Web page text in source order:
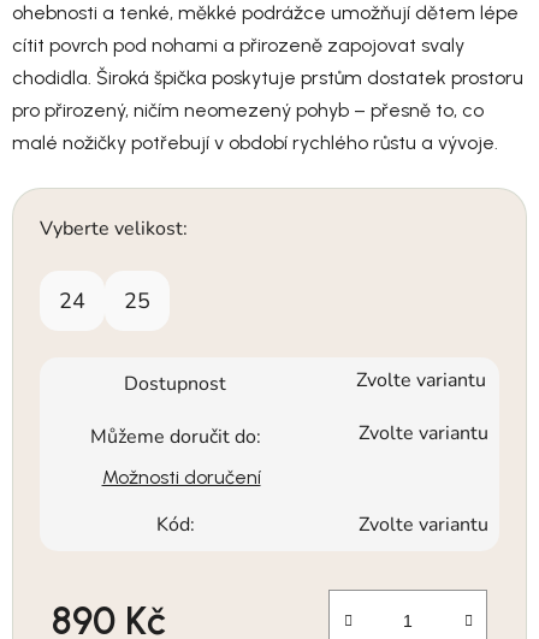
ohebnosti a tenké, měkké podrážce umožňují dětem lépe
cítit povrch pod nohami a přirozeně zapojovat svaly
chodidla. Široká špička poskytuje prstům dostatek prostoru
pro přirozený, ničím neomezený pohyb – přesně to, co
malé nožičky potřebují v období rychlého růstu a vývoje.
Vyberte velikost:
24 25
Dostupnost Zvolte variantu
Můžeme doručit do: Zvolte variantu
Možnosti doručení
Kód: Zvolte variantu
890 Kč